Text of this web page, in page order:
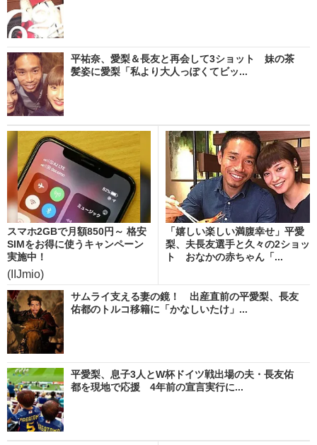
平祐奈、愛梨＆長友と再会して3ショット 妹の茶
髪姿に愛梨「私より大人っぽくてビッ...
スマホ2GBで月額850円～ 格安
SIMをお得に使うキャンペーン
実施中！
(IIJmio)
「嬉しい楽しい満腹幸せ」平愛
梨、夫長友選手と久々の2ショッ
ト おなかの赤ちゃん「...
サムライ支える妻の鏡！ 出産直前の平愛梨、長友
佑都のトルコ移籍に「かなしいたけ」...
平愛梨、息子3人とW杯ドイツ戦出場の夫・長友佑
都を現地で応援 4年前の宣言実行に...